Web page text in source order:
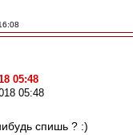
05:48
05:48
спишь ? :)